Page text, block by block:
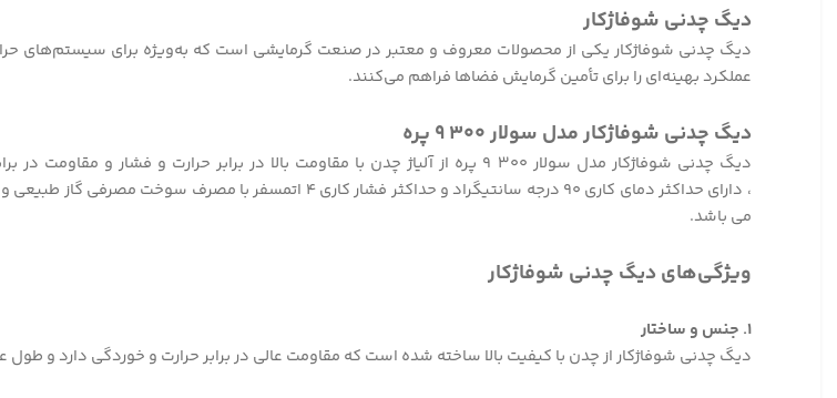
دیگ چدنی شوفاژکار
دیگ چدنی شوفاژکار یکی از محصولات معروف و معتبر در صنعت گرمایشی است که به‌ویژه برای سیستم‌های
عملکرد بهینه‌ای را برای تأمین گرمایش فضاها فراهم می‌کنند.
دیگ چدنی شوفاژکار مدل سولار ۳۰۰ ۹ پره
می باشد.
ویژگی‌های دیگ چدنی شوفاژکار
۱. جنس و ساختار
دیگ چدنی شوفاژکار از چدن با کیفیت بالا ساخته شده است که مقاومت عالی در برابر حرارت و خوردگی دارد و